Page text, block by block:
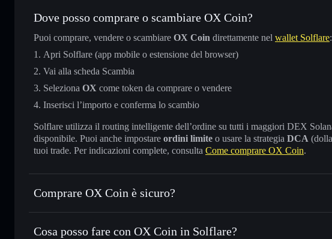
Dove posso comprare o scambiare OX Coin?
Puoi comprare, vendere o scambiare OX Coin direttamente nel wallet Solflare:
Apri Solflare (app mobile o estensione del browser)
Vai alla scheda Scambia
Seleziona OX come token da comprare o vendere
Inserisci l’importo e conferma lo scambio
Solflare utilizza il routing intelligente dell’ordine su tutti i maggiori DEX
disponibile. Puoi anche impostare ordini limite o usare la strategia DCA
tuoi trade. Per indicazioni complete, consulta Come comprare OX Coin.
Comprare OX Coin è sicuro?
OX Coin token verificato
Cosa posso fare con OX Coin in Solflare?